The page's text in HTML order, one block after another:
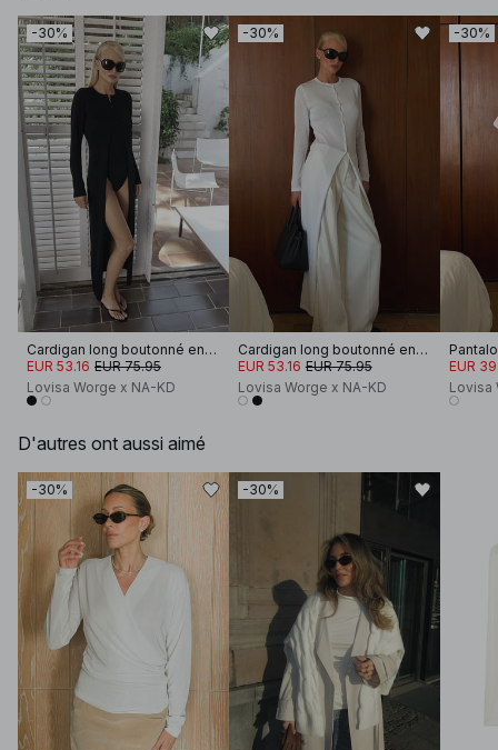
-30%
Cardigan long boutonné en maille
EUR 53.16 EUR 75.95
Lovisa Worge x NA-KD
-30%
Cardigan long boutonné en maille
EUR 53.16 EUR 75.95
Lovisa Worge x NA-KD
-30%
EUR
Lovisa
D'autres ont aussi aimé
-30% -30%